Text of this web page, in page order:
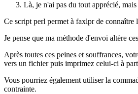
Là, je n'ai pas du tout apprécié,
Ce script perl permet à faxlpr de connaître
Je pense que ma méthode d'envoi altère
Après toutes ces peines et souffrances,
vers un fichier puis imprimez celui-ci à
Vous pourriez également utiliser la
contrainte.